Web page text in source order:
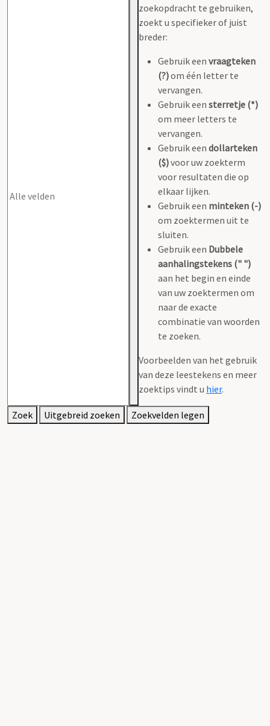
zoekopdracht te gebruiken,
zoekt u specifieker of juist
breder:
Gebruik een vraagteken
(?)om één letter te
vervangen.
Gebruik een sterretje (*)
om meer letters te
vervangen.
Gebruik een dollarteken
($)voor uw zoekterm
voor resultaten die op
elkaar lijken.
Gebruik een minteken (-)
om zoektermen uit te
sluiten.
Gebruik een Dubbele
aanhalingstekens (" ")
aan het begin en einde
van uw zoektermen om
naar de exacte
combinatie van woorden
te zoeken.
Voorbeelden van het gebruik
van deze leestekens en meer
zoektips vindt u hier.
Zoek Uitgebreid zoeken Zoekvelden legen